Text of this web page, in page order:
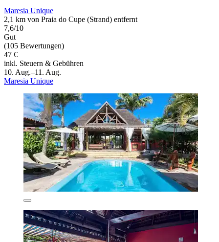
Maresia Unique
2,1 km von Praia do Cupe (Strand) entfernt
7,6/10
Gut
(105 Bewertungen)
47 €
inkl. Steuern & Gebühren
10. Aug.–11. Aug.
Maresia Unique